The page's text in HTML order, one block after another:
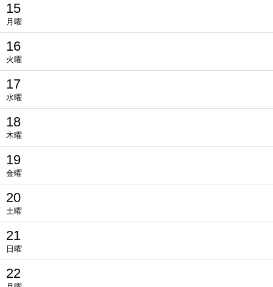
15
月曜
16
火曜
17
水曜
18
木曜
19
金曜
20
土曜
21
日曜
22